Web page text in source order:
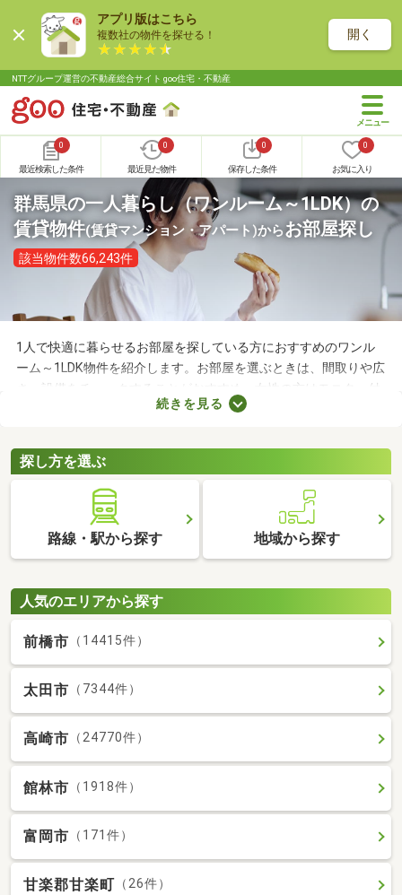
アプリ版はこちら
複数社の物件を探せる！ 開く
NTTグループ運営の不動産総合サイト goo住宅・不動産
0
最近検索した条件
0
最近見た物件
0
保存した条件
0
お気に入り
群馬県の一人暮らし（ワンルーム～1LDK）の
賃貸物件(賃貸マンション・アパート)からお部屋探し
該当物件数66,243件
1人で快適に暮らせるお部屋を探している方におすすめのワンル
ーム～1LDK物件を紹介します。お部屋を選ぶときは、間取りや広
さ、設備をチェックすることがおすすめ。女性の方はモニター付
きインターホンやオートロックの有無も見ておきましょう。セキ
れば、自分だけのくつろぎの空間を手に入れられますよ。
続きを見る
探し方を選ぶ
路線・駅から探す 地域から探す
人気のエリアから探す
前橋市 （14415件）
太田市 （7344件）
高崎市 （24770件）
館林市 （1918件）
富岡市 （171件）
甘楽郡甘楽町 （26件）